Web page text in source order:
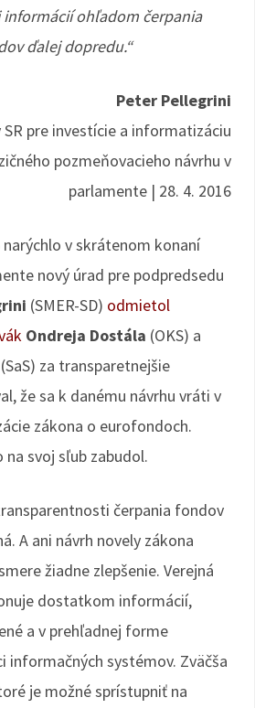
ohľadom čerpania
ďalej dopredu.“
Peter Pellegrini
pre investície a informatizáciu
pozmeňovacieho návrhu v
parlamente | 28. 4. 2016
narýchlo v skrátenom konaní
nový úrad pre podpredsedu
(SMER-SD) odmietol
Ondreja Dostála (OKS) a
(SaS) za transparetnejšie
že sa k danému návrhu vráti v
zákona o eurofondoch.
na svoj sľub zabudol.
čerpania fondov
A ani návrh novely zákona
žiadne zlepšenie. Verejná
dostatkom informácií,
a v prehľadnej forme
informačných systémov. Zväčša
je možné sprístupniť na